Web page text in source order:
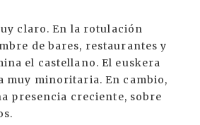
claro. En la rotulación
de bares, restaurantes y
el castellano. El euskera
muy minoritaria. En cambio,
presencia creciente, sobre